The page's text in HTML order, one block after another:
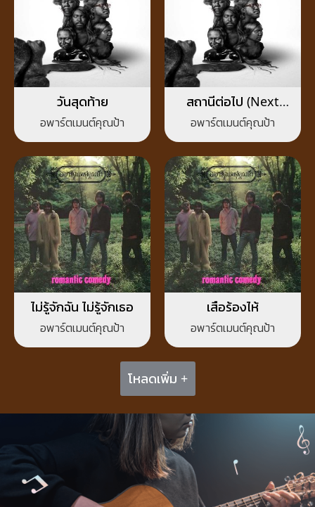
วันสุดท้าย
อพาร์ตเมนต์คุณป้า
สถานีต่อไป (Next
Station)
อพาร์ตเมนต์คุณป้า
ไม่รู้จักฉัน ไม่รู้จักเธอ
อพาร์ตเมนต์คุณป้า
เสือร้องไห้
อพาร์ตเมนต์คุณป้า
โหลดเพิ่ม +